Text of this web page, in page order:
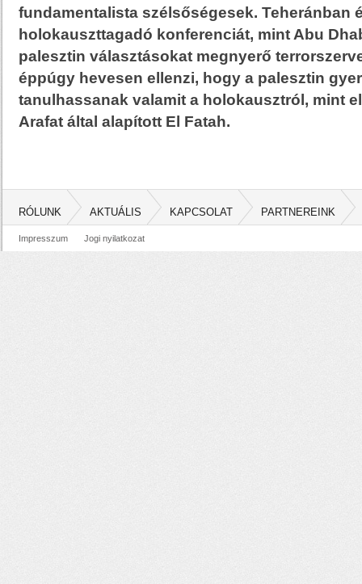
fundamentalista szélsőségesek. Teheránban
holokauszttagadó konferenciát, mint Abu
palesztin választásokat megnyerő
éppúgy hevesen ellenzi, hogy a palesztin
tanulhassanak valamit a holokausztról, mint
Arafat által alapított El Fatah.
RÓLUNK AKTUÁLIS KAPCSOLAT PARTNEREINK
Impresszum Jogi nyilatkozat